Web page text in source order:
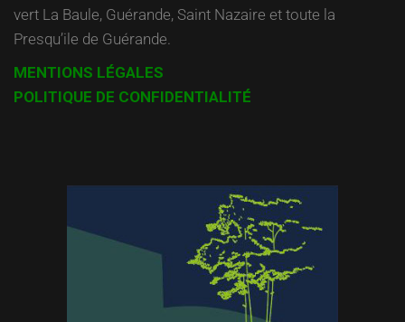
vert La Baule, Guérande, Saint Nazaire et toute la
Presqu’ile de Guérande.
MENTIONS LÉGALES
POLITIQUE DE CONFIDENTIALITÉ